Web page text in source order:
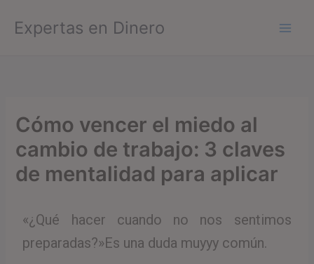
contenido
Expertas en Dinero
Cómo vencer el miedo al
cambio de trabajo: 3 claves
de mentalidad para aplicar
«¿Qué hacer cuando no nos sentimos
preparadas?»Es una duda muyyy común.